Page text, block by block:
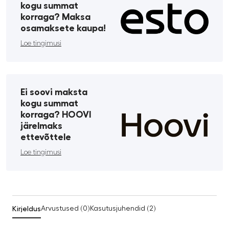
kogu summat
korraga? Maksa
osamaksete kaupa!
Loe tingimusi
Ei soovi maksta
kogu summat
korraga? HOOVI
järelmaks
ettevõttele
Loe tingimusi
KirjeldusArvustused (0) Kasutusjuhendid (2)